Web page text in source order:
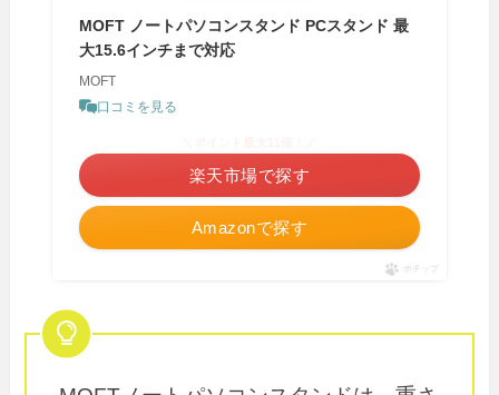
MOFT ノートパソコンスタンド PCスタンド 最
大15.6インチまで対応
MOFT
口コミを見る
Amazonで探す
楽天市場で探す
ポチップ